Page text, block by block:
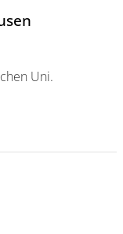
Uni.